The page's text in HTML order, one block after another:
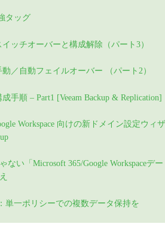
タッグ
ッチオーバーと構成解除（パート3）
／自動フェイルオーバー （パート2）
手順 – Part1 [Veeam Backup & Replication]
Workspace 向けの新ドメイン設定ウィザ
ない「Microsoft 365/Google Workspaceデー
単一ポリシーでの複数データ保持を